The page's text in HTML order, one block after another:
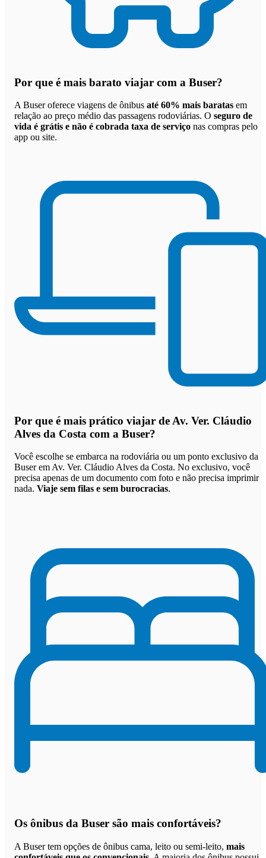
Por que é mais barato viajar com a Buser?
A Buser oferece viagens de ônibus até 60% mais baratas em
relação ao preço médio das passagens rodoviárias. O seguro de
vida é grátis e não é cobrada taxa de serviço nas compras pelo
app ou site.
Por que é mais prático viajar de Av. Ver. Cláudio
Alves da Costa com a Buser?
Você escolhe se embarca na rodoviária ou um ponto exclusivo da
Buser em Av. Ver. Cláudio Alves da Costa. No exclusivo, você
precisa apenas de um documento com foto e não precisa imprimir
nada. Viaje sem filas e sem burocracias.
Os ônibus da Buser são mais confortáveis?
A Buser tem opções de ônibus cama, leito ou semi-leito, mais